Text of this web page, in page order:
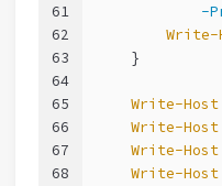
61
62
63
64
65
66
67
68
-
Write-
    }
Write-Host
Write-Host
Write-Host
Write-Host